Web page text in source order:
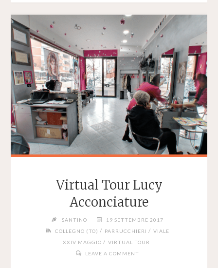
Virtual Tour Lucy
Acconciature
SANTINO
19 SETTEMBRE 2017
COLLEGNO (TO) / PARRUCCHIERI / VIALE
XXIV MAGGIO / VIRTUAL TOUR
LEAVE A COMMENT